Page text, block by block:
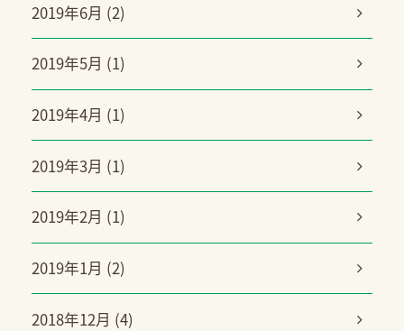
2019年6月 (2)
2019年5月 (1)
2019年4月 (1)
2019年3月 (1)
2019年2月 (1)
2019年1月 (2)
2018年12月 (4)